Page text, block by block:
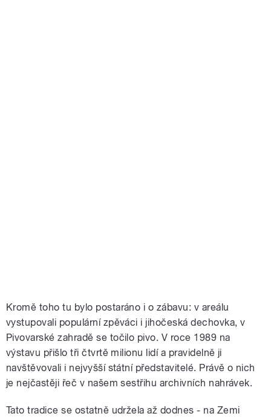
Kromě toho tu bylo postaráno i o zábavu: v areálu
vystupovali populární zpěváci i jihočeská dechovka, v
Pivovarské zahradě se točilo pivo. V roce 1989 na
výstavu přišlo tři čtvrtě milionu lidí a pravidelně ji
navštěvovali i nejvyšší státní představitelé. Právě o nich
je nejčastěji řeč v našem sestřihu archivních nahrávek.
Tato tradice se ostatně udržela až dodnes - na Zemi